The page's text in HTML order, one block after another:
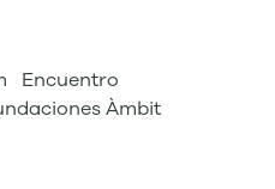
Encuentro
Àmbit